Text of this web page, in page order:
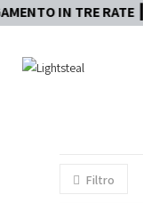
RATE ┃
Filtro